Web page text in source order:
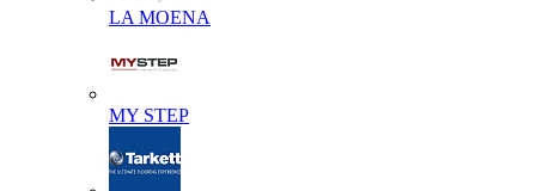
LA MOENA
MY STEP